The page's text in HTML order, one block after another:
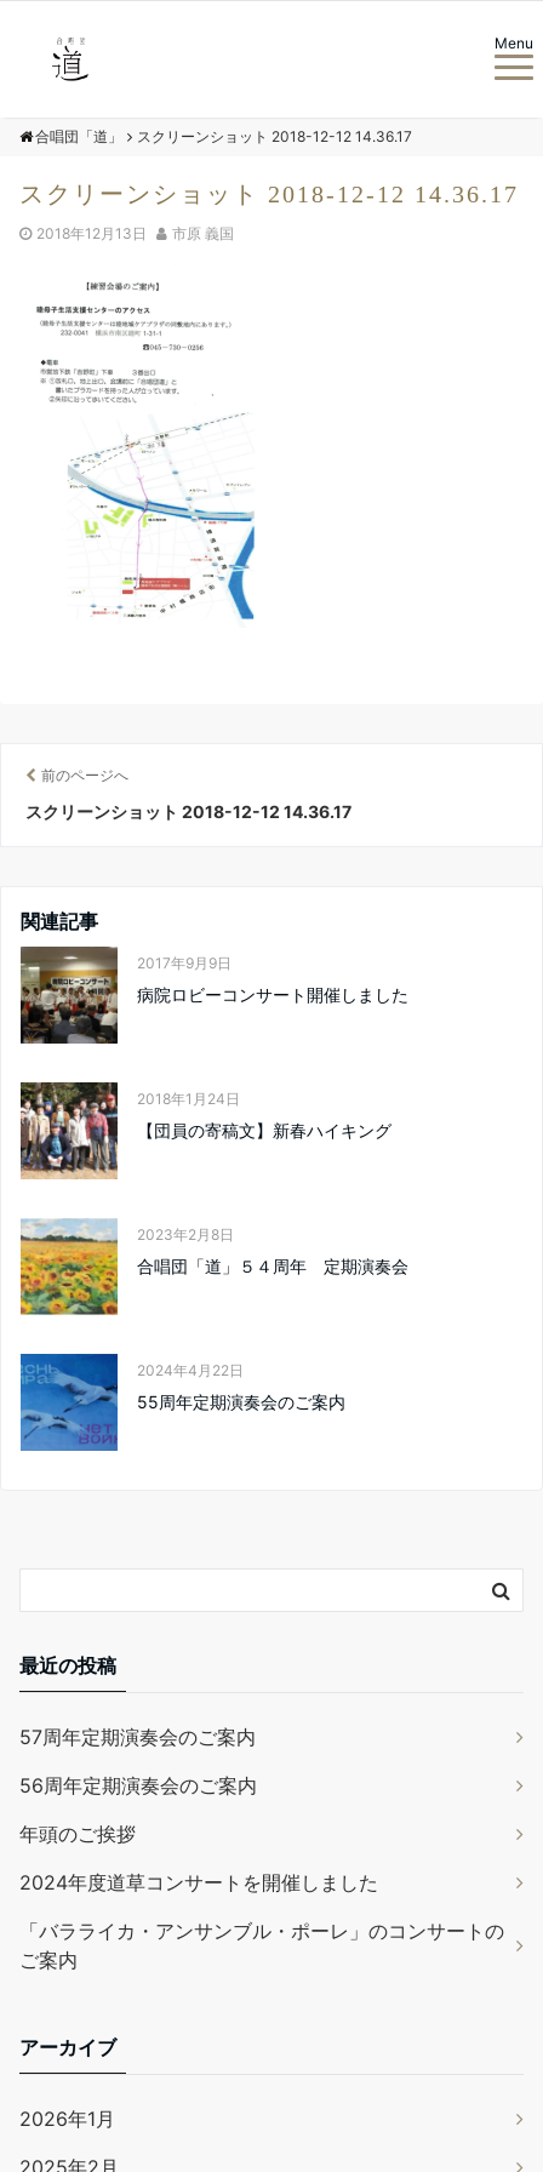
Menu
合唱団「道」 スクリーンショット 2018-12-12 14.36.17
スクリーンショット 2018-12-12 14.36.17
2018年12月13日 市原 義国
前のページへ
スクリーンショット 2018-12-12 14.36.17
関連記事
2017年9月9日
病院ロビーコンサート開催しました
2018年1月24日
【団員の寄稿文】新春ハイキング
2023年2月8日
合唱団「道」５４周年 定期演奏会
2024年4月22日
55周年定期演奏会のご案内
最近の投稿
57周年定期演奏会のご案内
56周年定期演奏会のご案内
年頭のご挨拶
2024年度道草コンサートを開催しました
「バラライカ・アンサンブル・ポーレ」のコンサートの
ご案内
アーカイブ
2026年1月
2025年2月